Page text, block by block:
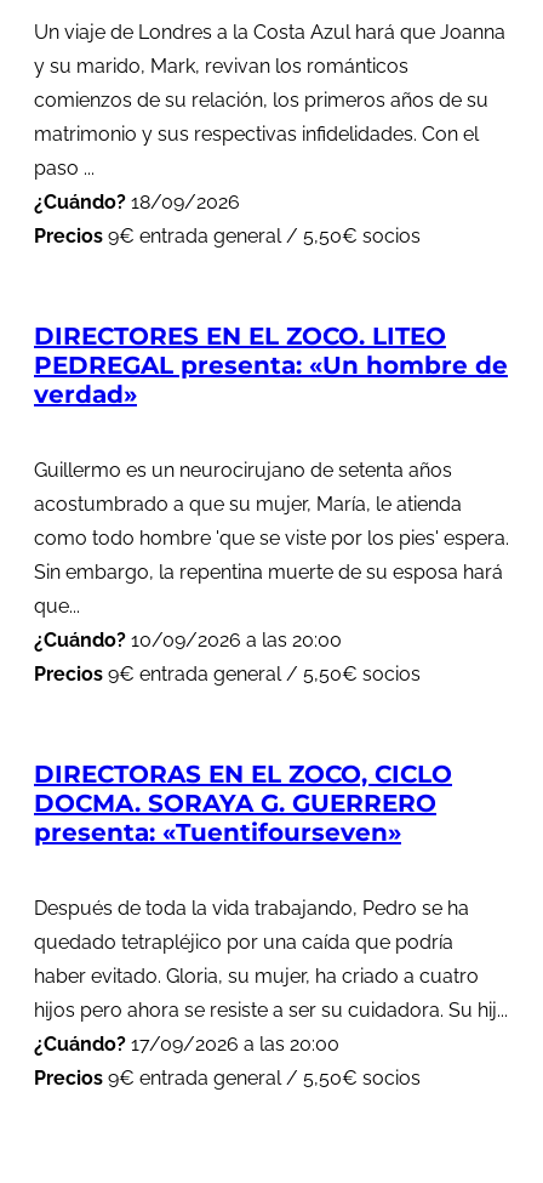
Un viaje de Londres a la Costa Azul hará que Joanna
y su marido, Mark, revivan los románticos
comienzos de su relación, los primeros años de su
matrimonio y sus respectivas infidelidades. Con el
paso ...
¿Cuándo? 18/09/2026
Precios 9€ entrada general / 5,50€ socios
DIRECTORES EN EL ZOCO. LITEO
PEDREGAL presenta: «Un hombre de
verdad»
Guillermo es un neurocirujano de setenta años
acostumbrado a que su mujer, María, le atienda
como todo hombre 'que se viste por los pies' espera.
Sin embargo, la repentina muerte de su esposa hará
que...
¿Cuándo? 10/09/2026 a las 20:00
Precios 9€ entrada general / 5,50€ socios
DIRECTORAS EN EL ZOCO, CICLO
DOCMA. SORAYA G. GUERRERO
presenta: «Tuentifourseven»
Después de toda la vida trabajando, Pedro se ha
quedado tetrapléjico por una caída que podría
haber evitado. Gloria, su mujer, ha criado a cuatro
hijos pero ahora se resiste a ser su cuidadora. Su hij...
¿Cuándo? 17/09/2026 a las 20:00
Precios 9€ entrada general / 5,50€ socios